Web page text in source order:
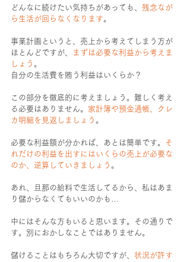
どんなに続けたい気持ちがあっても、 残念なが
ら生活が回らなくなります。
事業計画というと、売上から考えてしまう方が
ほとんどですが、
まずは必要な利益から考えま
しょう 。
自分の生活費を賄う利益はいくらか？
この部分を徹底的に考えましょう。難しく考え
る必要はありません。 家計簿や預金通帳、クレ
カ明細を見返しましょう 。
必要な利益額が分かれば、あとは簡単です。
そ
れだけの利益を出すにはいくらの売上が必要な
のか、逆算していきましょう 。
あれ、旦那の給料で生活してるから、私はあま
り儲からなくてもいいのかも…
中にはそんな方もいると思います。その通りで
す。別におかしなことではありません。
儲けることはもちろん大切ですが、 状況が許す